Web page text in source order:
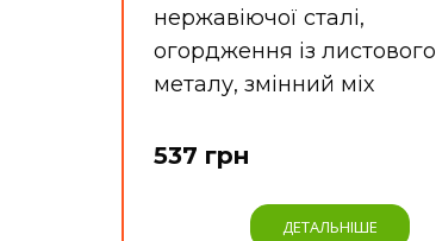
нержавіючої сталі,
огордження із листового
металу, змінний міх
537 грн
ДЕТАЛЬНІШЕ